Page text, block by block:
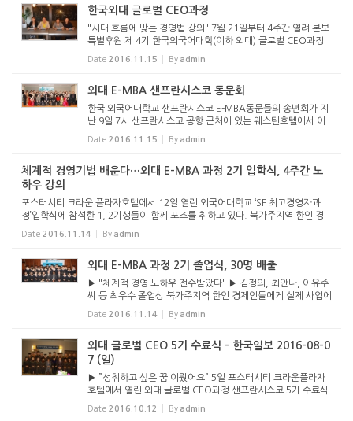
한국외대 글로벌 CEO과정
"시대 흐름에 맞는 경영법 강의" 7월 21일부터 4주간 열려 본보
특별후원 제 4기 한국외국어대학(이하 외대) 글로벌 CEO과정
이 오는 7월21일부터 8월15일까지 4주간 포스터시티 크라운
플라자 호텔에서 본보 특별후원으로 열린다. 이와 관련 준비위
Date 2016.11.15 By admin
외대 E-MBA 샌프란시스코 동문회
한국 외국어대학교 샌프란시스코 E-MBA동문들의 송년회가 지
난 9일 7시 샌프란시스코 공항 근처에 있는 웨스틴호텔에서 이
태균 (북가주세탁협회 회장), 정지선(민화협 SF 상임의장), 계용
식, 전일현 (독도사랑북가주협회장)등 60여명이 참석한 가운데
Date 2016.11.15 By admin
체계적 경영기법 배운다…외대 E-MBA 과정 2기 입학식, 4주간 노
하우 강의
포스터시티 크라운 플라자호텔에서 12일 열린 외국어대학교 ‘SF 최고경영자과
정’입학식에 참석한 1, 2기생들이 함께 포즈를 취하고 있다. 북가주지역 한인 경
제인들에게 체계적 경영기법을 전수, 실제 사업에 효과적으로 접목토록 교육시키
Date 2016.11.14 By admin
외대 E-MBA 과정 2기 졸업식, 30명 배출
▶ "체계적 경영 노하우 전수받았다" ▶ 김정의, 최안나, 이유주
씨 등 최우수 졸업상 북가주지역 한인 경제인들에게 실제 사업에
활용할 수 있는 체계적 경영법을 교육시키는 제2기 ‘SF 최고경영
자과정(SF Executive MBA)’이 4주간의 일정을 마치고 ...
Date 2016.11.14 By admin
외대 글로벌 CEO 5기 수료식 - 한국일보 2016-08-0
7 (일)
▶ ”성취하고 싶은 꿈 이뤘어요” 5일 포스터시티 크라운플라자
호텔에서 열린 외대 글로벌 CEO과정 샌프란시스코 5기 수료식
에서 졸업생들이 기념촬영하고 있다. 앞줄 왼쪽 다섯 번째부터
오미자 총원우회장, 채명수 외대 경영대학원장, 강승구 운...
Date 2016.10.12 By admin